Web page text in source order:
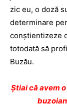
zic eu, o doză
determinare
conştientizeze
totodată să
Buzău.
Ştiai că avem